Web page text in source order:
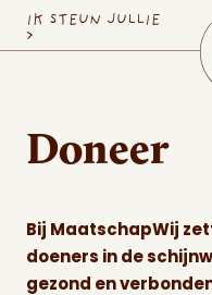
IK STEUN JULLIE
>
Doneer
Bij MaatschapWij
doeners in de
gezond en